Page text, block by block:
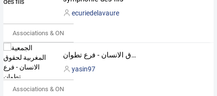
ecuriedelavaure
Associations & ONG
الجمعية المغربية لحقوق الانسان - فرع تطوان
yasin97
Associations & ONG